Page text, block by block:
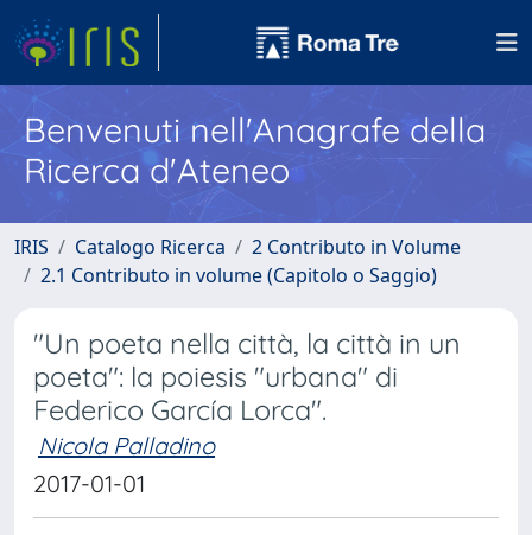
Benvenuti nell'Anagrafe della
Ricerca d'Ateneo
IRIS Catalogo Ricerca
2 Contributo in Volume
2.1 Contributo in volume (Capitolo o Saggio)
"Un poeta nella città, la città in un
poeta": la poiesis "urbana" di
Federico García Lorca".
Nicola Palladino
2017-01-01